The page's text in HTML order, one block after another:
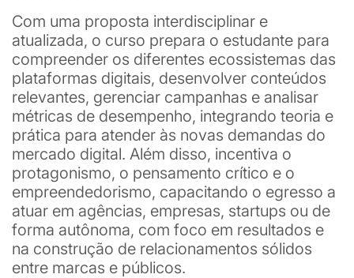
Com uma proposta interdisciplinar e
atualizada, o curso prepara o estudante para
compreender os diferentes ecossistemas das
plataformas digitais, desenvolver conteúdos
relevantes, gerenciar campanhas e analisar
métricas de desempenho, integrando teoria e
prática para atender às novas demandas do
mercado digital. Além disso, incentiva o
protagonismo, o pensamento crítico e o
empreendedorismo, capacitando o egresso a
atuar em agências, empresas, startups ou de
forma autônoma, com foco em resultados e
na construção de relacionamentos sólidos
entre marcas e públicos.